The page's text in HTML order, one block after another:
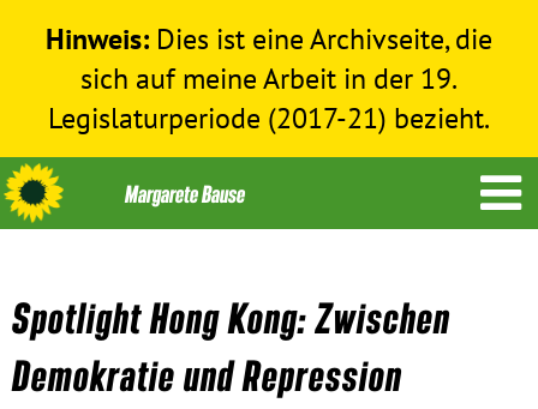
Hinweis: Dies ist eine Archivseite, die
sich auf meine Arbeit in der 19.
Legislaturperiode (2017-21) bezieht.
Themen
Menschenrechte
Spotlight Hong Kong: Zwischen
Demokratie und Repression